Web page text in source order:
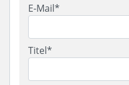
E-Mail*
Titel*